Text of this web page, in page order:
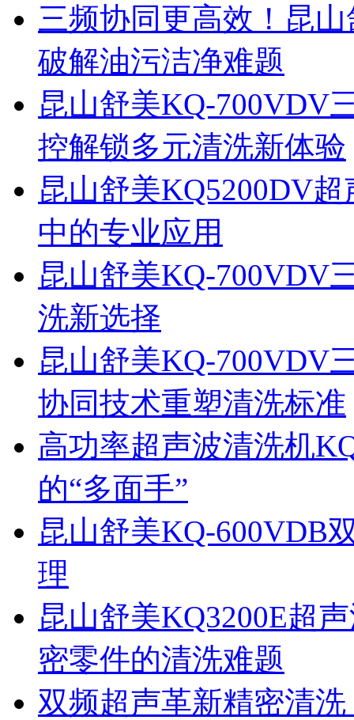
三频协同更高效！昆
破解油污洁净难题
昆山舒美KQ-700VDV
控解锁多元清洗新体验
昆山舒美KQ5200DV
中的专业应用
昆山舒美KQ-700VDV
洗新选择
昆山舒美KQ-700VDV
协同技术重塑清洗标准
高功率超声波清洗机
的“多面手”
昆山舒美KQ-600VDB
理
昆山舒美KQ3200E超
密零件的清洗难题
双频超声革新精密清